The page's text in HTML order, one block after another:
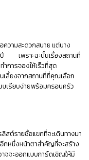
วามสะดวกสบาย แต่บาง
ปี เพราะฉะนั้นเรื่องสถานที่
รีบทำการจองให้เร็วที่สุด
จากสถานที่ที่คุณเลือก
บเรียบง่ายพร้อมครอบครัว
สต์รายชื่อแขกที่จะเดินทางมา
กหนึ่งหน้าตาสำคัญที่จะสร้าง
าจจะออกแบบการ์ดเชิญให้มี